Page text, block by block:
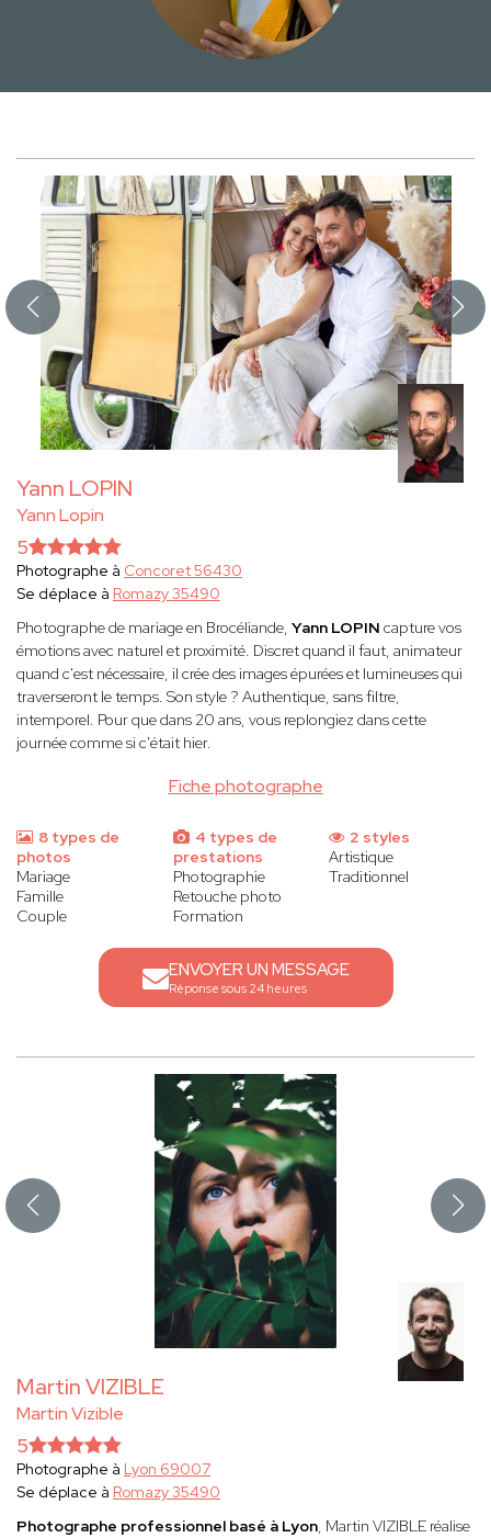
Yann LOPIN
Yann Lopin
Fiche photographe
5
Photographe à Concoret 56430
Se déplace à Romazy 35490
Photographe de mariage en Brocéliande, Yann LOPIN capture vos
émotions avec naturel et proximité. Discret quand il faut, animateur
quand c'est nécessaire, il crée des images épurées et lumineuses qui
traverseront le temps. Son style ? Authentique, sans filtre,
intemporel. Pour que dans 20 ans, vous replongiez dans cette
journée comme si c'était hier.
8 types de
photos
Mariage
Famille
Couple
4 types de
prestations
Photographie
Retouche photo
Formation
2 styles
Artistique
Traditionnel
ENVOYER UN MESSAGE
Réponse sous 24 heures
Martin VIZIBLE
Martin Vizible
5
Photographe à Lyon 69007
Se déplace à Romazy 35490
Photographe professionnel basé à Lyon, Martin VIZIBLE réalise